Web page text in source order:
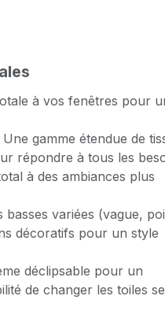
à vos fenêtres pour
Une gamme étendue de
répondre à tous les
à des ambiances plus
basses variées (vague,
décoratifs pour un style
déclipsable pour un
de changer les toiles